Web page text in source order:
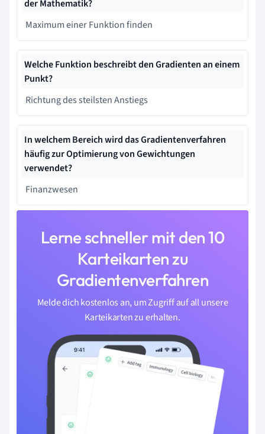
der Mathematik?
Maximum einer Funktion finden
Welche Funktion beschreibt den Gradienten an einem
Punkt?
Richtung des steilsten Anstiegs
In welchem Bereich wird das Gradientenverfahren
häufig zur Optimierung von Gewichtungen
verwendet?
Finanzwesen
Lerne schneller mit den 10
Karteikarten zu
Gradientenverfahren
Melde dich kostenlos an, um Zugriff auf all unsere
Karteikarten zu erhalten.